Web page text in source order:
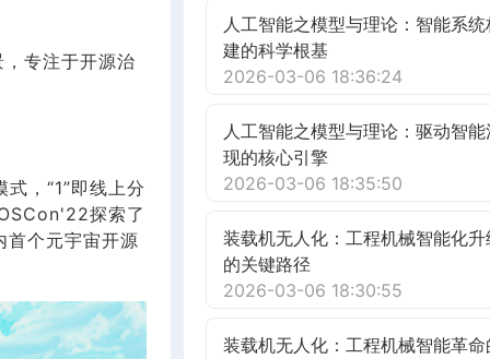
专注于开源治
，“1”即线上分
探索了
首个元宇宙开源
人工智能之模型与理论：智能系统
建的科学根基
2026-03-06 18:36:24
人工智能之模型与理论：驱动智能
现的核心引擎
2026-03-06 18:35:50
装载机无人化：工程机械智能化升
的关键路径
2026-03-06 18:30:55
装载机无人化：工程机械智能革命